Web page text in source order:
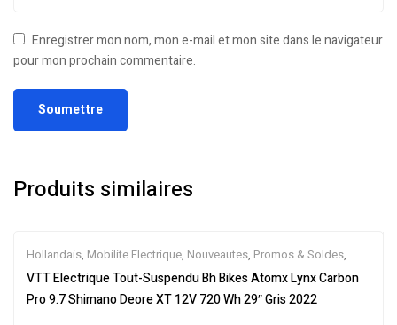
Enregistrer mon nom, mon e-mail et mon site dans le navigateur
pour mon prochain commentaire.
Produits similaires
Hollandais, Mobilite Electrique, Nouveautes, Promos & Soldes,
Tout-Suspendus ,Vélo électrique ville,Velos Electriques,VTT
Électriques
VTT Electrique Tout-Suspendu Bh Bikes Atomx Lynx Carbon
Pro 9.7 Shimano Deore XT 12V 720 Wh 29″ Gris 2022